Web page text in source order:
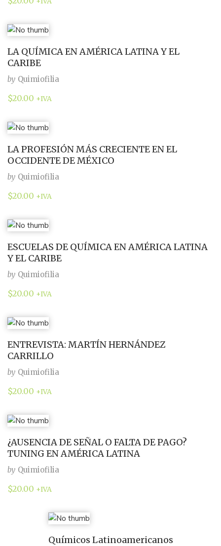
LA QUÍMICA EN AMÉRICA LATINA Y EL
CARIBE
by Quimiofilia
$20.00 +IVA
LA PROFESIÓN MÁS CRECIENTE EN EL
OCCIDENTE DE MÉXICO
by Quimiofilia
$20.00 +IVA
ESCUELAS DE QUÍMICA EN AMÉRICA LATINA
Y EL CARIBE
by Quimiofilia
$20.00 +IVA
ENTREVISTA: MARTÍN HERNÁNDEZ
CARRILLO
by Quimiofilia
$20.00 +IVA
¿AUSENCIA DE SEÑAL O FALTA DE PAGO?
TUNING EN AMÉRICA LATINA
by Quimiofilia
$20.00 +IVA
Químicos Latinoamericanos